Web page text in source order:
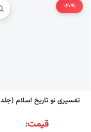
-20%
تفسیری نو تاریخ اسلام (جلد ۱)
قیمت: